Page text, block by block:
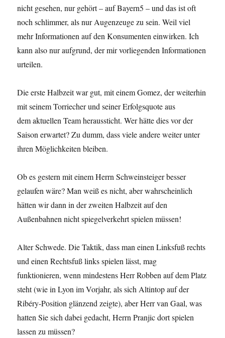
nicht gesehen, nur gehört – auf Bayern5 – und das ist oft
noch schlimmer, als nur Augenzeuge zu sein. Weil viel
mehr Informationen auf den Konsumenten einwirken. Ich
kann also nur aufgrund, der mir vorliegenden Informationen
urteilen.
Die erste Halbzeit war gut, mit einem Gomez, der weiterhin
mit seinem Torriecher und seiner Erfolgsquote aus
dem aktuellen Team heraussticht. Wer hätte dies vor der
Saison erwartet? Zu dumm, dass viele andere weiter unter
ihren Möglichkeiten bleiben.
Ob es gestern mit einem Herrn Schweinsteiger besser
gelaufen wäre? Man weiß es nicht, aber wahrscheinlich
hätten wir dann in der zweiten Halbzeit auf den
Außenbahnen nicht spiegelverkehrt spielen müssen!
Alter Schwede. Die Taktik, dass man einen Linksfuß rechts
und einen Rechtsfuß links spielen lässt, mag
funktionieren, wenn mindestens Herr Robben auf dem Platz
steht (wie in Lyon im Vorjahr, als sich Altintop auf der
Ribéry-Position glänzend zeigte), aber Herr van Gaal, was
hatten Sie sich dabei gedacht, Herrn Pranjic dort spielen
lassen zu müssen?